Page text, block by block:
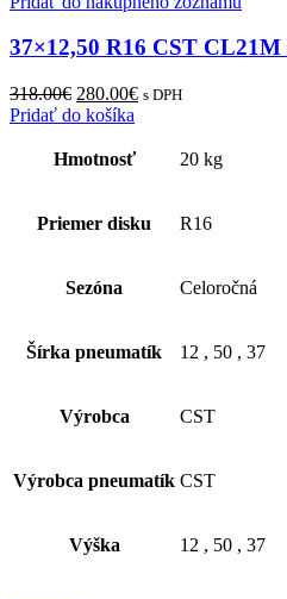
37×12,50 R16 CST CL21M
318.00€ Original
price
318.00€.
280.00€Current
280.00€.
s DPH
Pridať do košíka
Hmotnosť 20 kg
Priemer disku R16
Sezóna Celoročná
Šírka pneumatík 12 , 50 , 37
Výrobca CST
Výrobca pneumatík CST
Výška 12 , 50 , 37